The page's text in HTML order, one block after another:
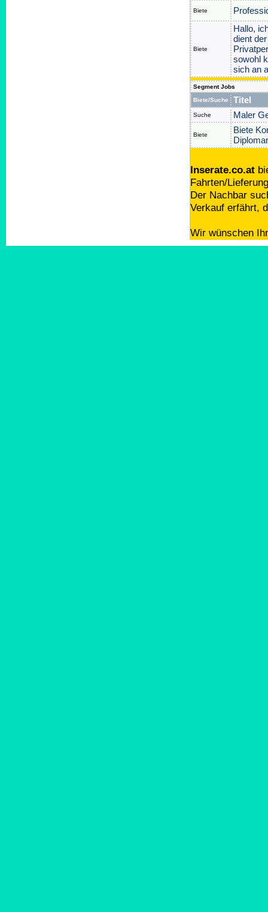
Biete
Biete
Hallo,
dient
sowohl
sich an
Segment Jobs
Biete/Suche
Titel
Suche Maler
Biete
Biete
Inserate.co.at
Fahrten/
Der Nachbar
Verkauf erfährt,
Wir wünschen